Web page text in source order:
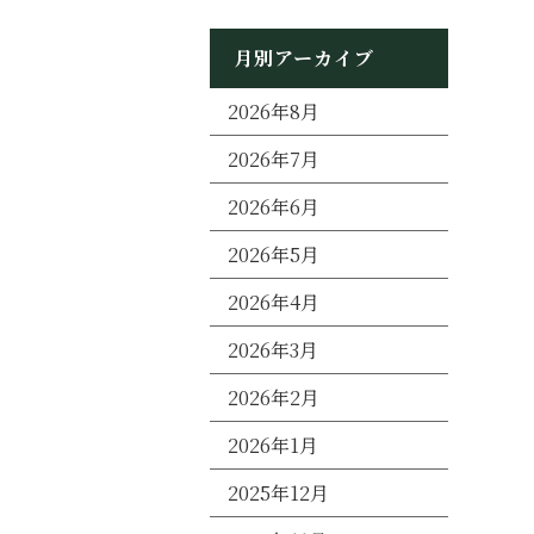
月別アーカイブ
2026年8月
2026年7月
2026年6月
2026年5月
2026年4月
2026年3月
2026年2月
2026年1月
2025年12月